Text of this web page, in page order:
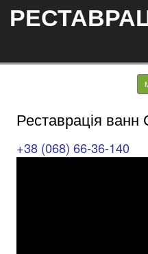
Реставрація ванн
+38 (068) 66-36-140